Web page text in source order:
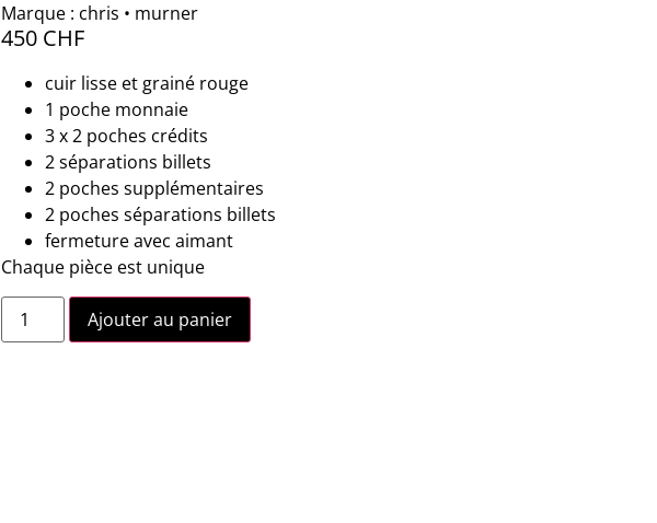
Marque : chris • murner
450 CHF
cuir lisse et grainé rouge
1 poche monnaie
3 x 2 poches crédits
2 séparations billets
2 poches supplémentaires
2 poches séparations billets
fermeture avec aimant
Chaque pièce est unique
Ajouter au panier